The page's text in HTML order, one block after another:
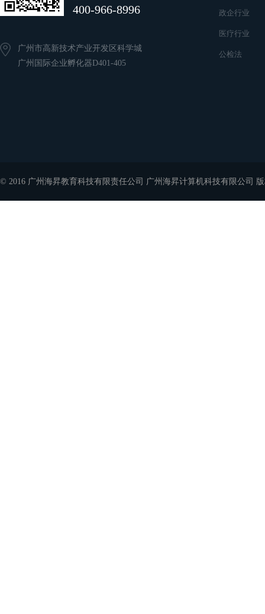
400-966-8996
广州市高新技术产业开发区科学城
广州国际企业孵化器D401-405
政企行业
医疗行业
公检法
© 2016 广州海昇教育科技有限责任公司 广州海昇计算机科技有限公司